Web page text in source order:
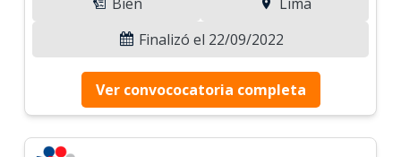
Finalizó el 22/09/2022
Ver convococatoria completa